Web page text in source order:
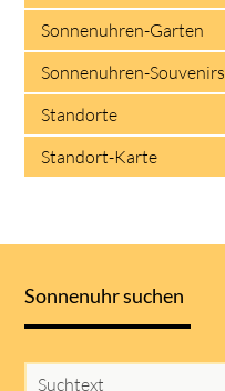
Sonnenuhren-Garten
Sonnenuhren-Souvenirs
Standorte
Standort-Karte
Sonnenuhr suchen